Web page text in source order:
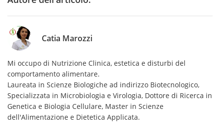
Catia Marozzi
Mi occupo di Nutrizione Clinica, estetica e disturbi del
comportamento alimentare.
Laureata in Scienze Biologiche ad indirizzo Biotecnologico,
Specializzata in Microbiologia e Virologia, Dottore di Ricerca in
Genetica e Biologia Cellulare, Master in Scienze
dell'Alimentazione e Dietetica Applicata.